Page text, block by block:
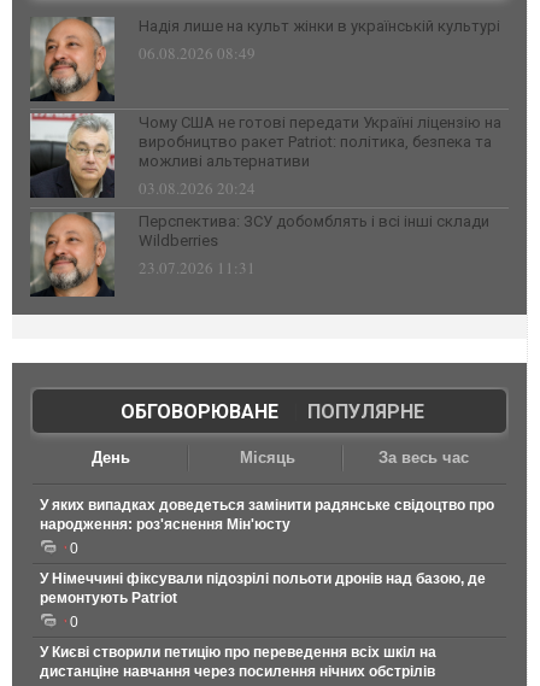
Надія лише на культ жінки в українській культурі
06.08.2026 08:49
Чому США не готові передати Україні ліцензію на
виробництво ракет Patriot: політика, безпека та
можливі альтернативи
03.08.2026 20:24
Перспектива: ЗСУ добомблять і всі інші склади
Wildberries
23.07.2026 11:31
ОБГОВОРЮВАНЕ| ПОПУЛЯРНЕ
День Місяць За весь час
У яких випадках доведеться замінити радянське свідоцтво про
народження: роз'яснення Мін'юсту
0
У Німеччині фіксували підозрілі польоти дронів над базою, де
ремонтують Patriot
0
У Києві створили петицію про переведення всіх шкіл на
дистанціне навчання через посилення нічних обстрілів